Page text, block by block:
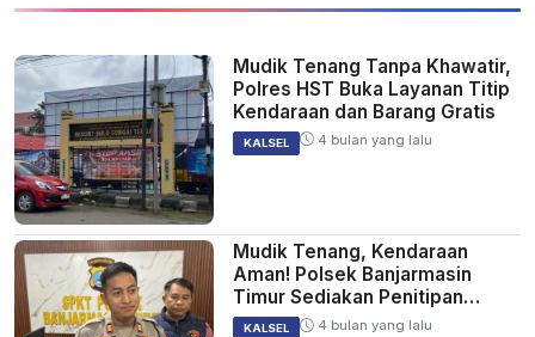
Mudik Tenang Tanpa Khawatir,
Polres HST Buka Layanan Titip
Kendaraan dan Barang Gratis
KALSEL 4 bulan yang lalu
Mudik Tenang, Kendaraan
Aman! Polsek Banjarmasin
Timur Sediakan Penitipan
Gratis
KALSEL 4 bulan yang lalu